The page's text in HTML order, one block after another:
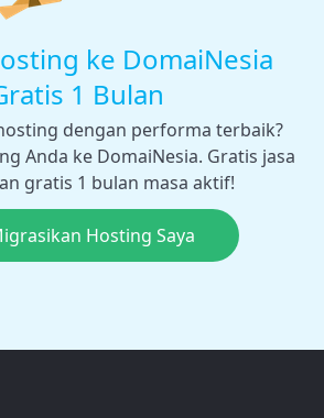
ke DomaiNesia
1 Bulan
dengan performa terbaik?
Anda ke DomaiNesia. Gratis jasa
gratis 1 bulan masa aktif!
Hosting Saya